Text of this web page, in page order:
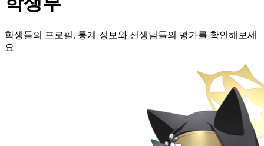
학생들의 프로필, 통계 정보와 선생님들의 평가를 확인해보세
요